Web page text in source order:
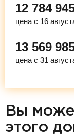
12 784
цена с 16
13 569
цена с 31
Вы
этого